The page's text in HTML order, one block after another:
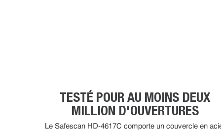
TESTÉ POUR AU MOINS DEUX
MILLION D'OUVERTURES
Le Safescan HD-4617C comporte un couvercle en